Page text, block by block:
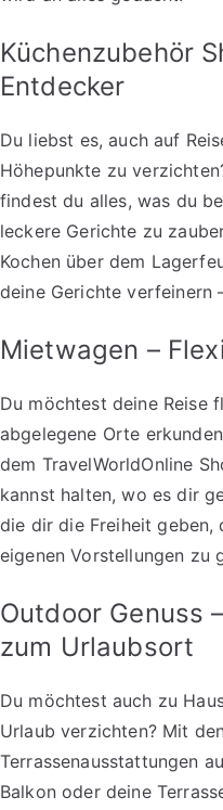
Küchenzubehör
Entdecker
Du liebst es, auch auf
Höhepunkte zu
findest du alles, was du
leckere Gerichte zu
Kochen über dem
deine Gerichte verfeinern
Mietwagen –
Du möchtest deine Reise
abgelegene Orte
dem TravelWorldOnline
kannst halten, wo es dir
die dir die Freiheit geben,
eigenen Vorstellungen zu
Outdoor Genuss
zum Urlaubsort
Du möchtest auch zu
Urlaub verzichten? Mit
Terrassenausstattungen
Balkon oder deine